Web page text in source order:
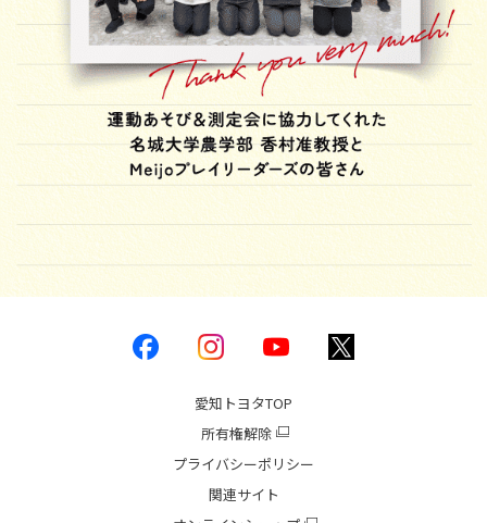
愛知トヨタTOP
所有権解除
プライバシーポリシー
関連サイト